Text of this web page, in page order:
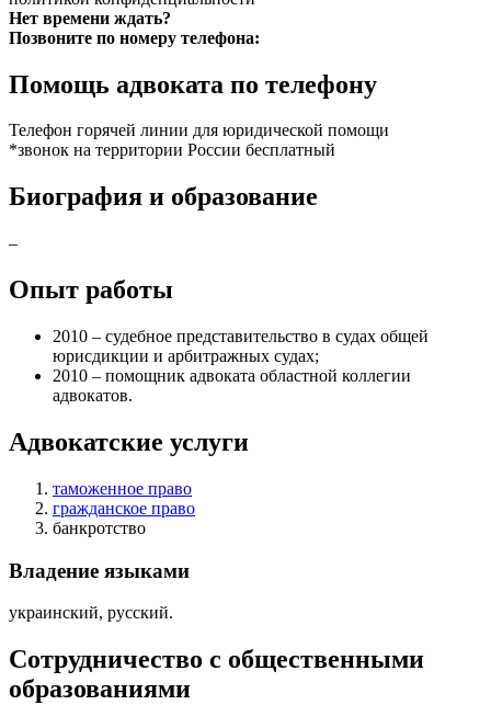
Нет времени ждать?
Позвоните по номеру телефона:
Помощь адвоката по телефону
Телефон горячей линии для юридической помощи
*звонок на территории России бесплатный
Биография и образование
–
Опыт работы
2010 – судебное представительство в судах общей
юрисдикции и арбитражных судах;
2010 – помощник адвоката областной коллегии
адвокатов.
Адвокатские услуги
таможенное право
гражданское право
банкротство
Владение языками
украинский, русский.
Сотрудничество с общественными
образованиями